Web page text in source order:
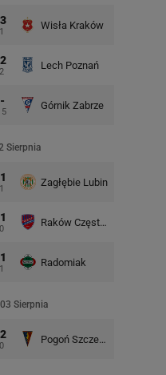
Wisła Kraków
Lech Poznań
Górnik Zabrze
Sierpnia
Zagłębie Lubin
Raków Częstochowa
Radomiak
Sierpnia
Pogoń Szczecin